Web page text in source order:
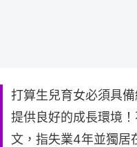
打算生兒育女必須具
提供良好的成長環境
文，指失業4年並獨居